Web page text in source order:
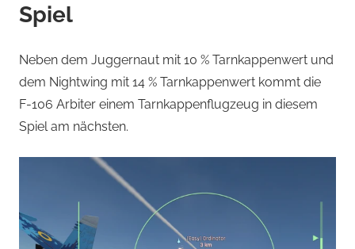
Spiel
Neben dem Juggernaut mit 10 % Tarnkappenwert und
dem Nightwing mit 14 % Tarnkappenwert kommt die
F-106 Arbiter einem Tarnkappenflugzeug in diesem
Spiel am nächsten.